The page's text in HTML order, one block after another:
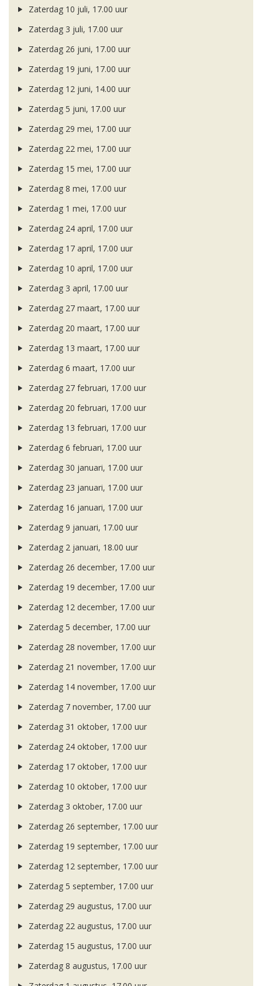
Zaterdag 10 juli, 17.00 uur
Zaterdag 3 juli, 17.00 uur
Zaterdag 26 juni, 17.00 uur
Zaterdag 19 juni, 17.00 uur
Zaterdag 12 juni, 14.00 uur
Zaterdag 5 juni, 17.00 uur
Zaterdag 29 mei, 17.00 uur
Zaterdag 22 mei, 17.00 uur
Zaterdag 15 mei, 17.00 uur
Zaterdag 8 mei, 17.00 uur
Zaterdag 1 mei, 17.00 uur
Zaterdag 24 april, 17.00 uur
Zaterdag 17 april, 17.00 uur
Zaterdag 10 april, 17.00 uur
Zaterdag 3 april, 17.00 uur
Zaterdag 27 maart, 17.00 uur
Zaterdag 20 maart, 17.00 uur
Zaterdag 13 maart, 17.00 uur
Zaterdag 6 maart, 17.00 uur
Zaterdag 27 februari, 17.00 uur
Zaterdag 20 februari, 17.00 uur
Zaterdag 13 februari, 17.00 uur
Zaterdag 6 februari, 17.00 uur
Zaterdag 30 januari, 17.00 uur
Zaterdag 23 januari, 17.00 uur
Zaterdag 16 januari, 17.00 uur
Zaterdag 9 januari, 17.00 uur
Zaterdag 2 januari, 18.00 uur
Zaterdag 26 december, 17.00 uur
Zaterdag 19 december, 17.00 uur
Zaterdag 12 december, 17.00 uur
Zaterdag 5 december, 17.00 uur
Zaterdag 28 november, 17.00 uur
Zaterdag 21 november, 17.00 uur
Zaterdag 14 november, 17.00 uur
Zaterdag 7 november, 17.00 uur
Zaterdag 31 oktober, 17.00 uur
Zaterdag 24 oktober, 17.00 uur
Zaterdag 17 oktober, 17.00 uur
Zaterdag 10 oktober, 17.00 uur
Zaterdag 3 oktober, 17.00 uur
Zaterdag 26 september, 17.00 uur
Zaterdag 19 september, 17.00 uur
Zaterdag 12 september, 17.00 uur
Zaterdag 5 september, 17.00 uur
Zaterdag 29 augustus, 17.00 uur
Zaterdag 22 augustus, 17.00 uur
Zaterdag 15 augustus, 17.00 uur
Zaterdag 8 augustus, 17.00 uur